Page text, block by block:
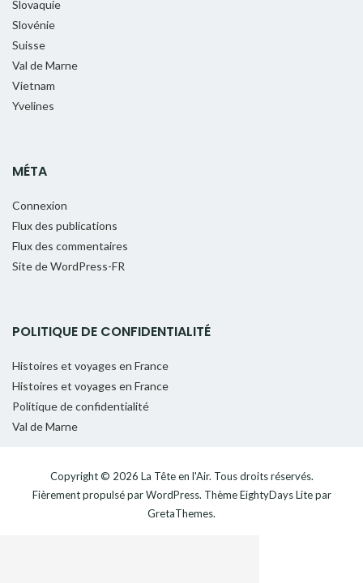
Slovaquie
Slovénie
Suisse
Val de Marne
Vietnam
Yvelines
MÉTA
Connexion
Flux des publications
Flux des commentaires
Site de WordPress-FR
POLITIQUE DE CONFIDENTIALITÉ
Histoires et voyages en France
Histoires et voyages en France
Politique de confidentialité
Val de Marne
Copyright © 2026 La Tête en l'Air. Tous droits réservés.
Fièrement propulsé parWordPress. ThèmeEightyDays Litepar
GretaThemes.